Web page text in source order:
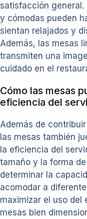
satisfacción general.
y cómodas pueden
sientan relajados y
Además, las mesas
transmiten una
cuidado en el
Cómo las mesas
eficiencia del
Además de
las mesas también
la eficiencia del
tamaño y la forma
determinar la
acomodar a
maximizar el uso del
mesas bien